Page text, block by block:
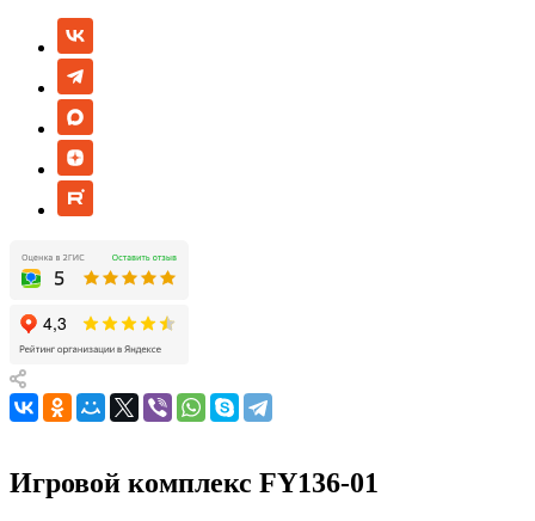
Игровой комплекс FY136-01